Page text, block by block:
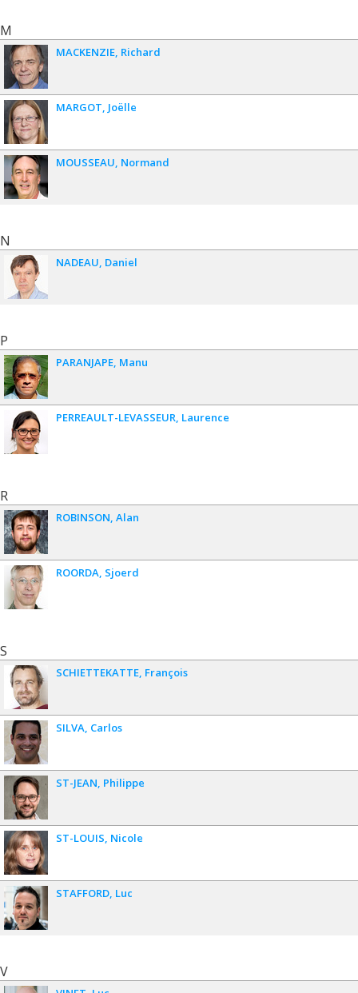
M
MACKENZIE Richard
MARGOT Joëlle
MOUSSEAU Normand
N
NADEAU Daniel
P
PARANJAPE Manu
PERREAULT-LEVASSEUR Laurence
R
ROBINSON Alan
ROORDA Sjoerd
S
SCHIETTEKATTE François
SILVA Carlos
ST-JEAN Philippe
ST-LOUIS Nicole
STAFFORD Luc
V